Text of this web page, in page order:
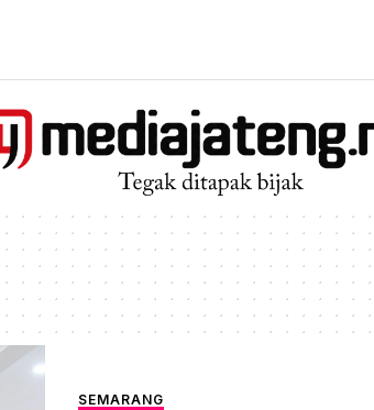
SEMARANG